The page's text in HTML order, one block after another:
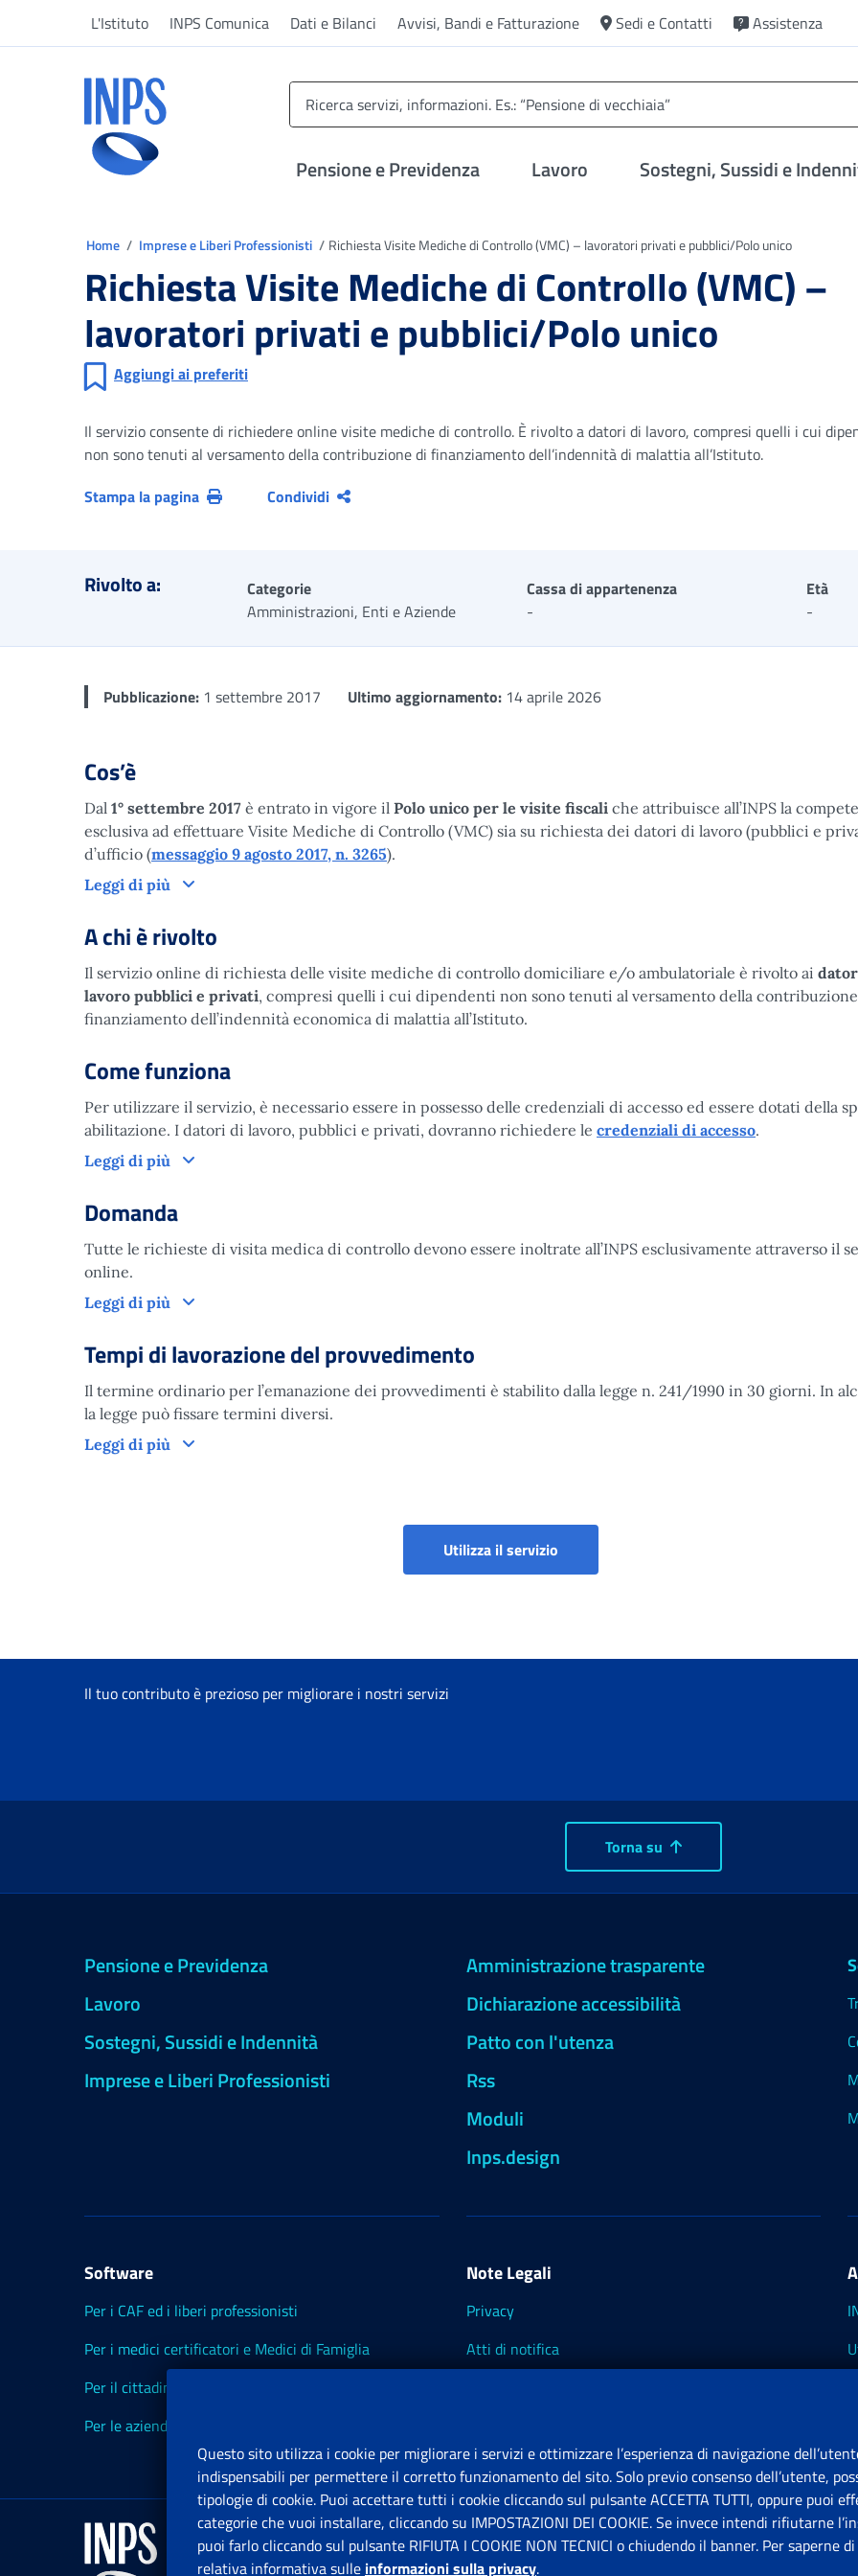
L'Istituto INPS Comunica Dati e Bilanci Avvisi, Bandi e Fatturazione Sedi e Contatti Assistenza
Pensione e Previdenza Lavoro Sostegni, Sussidi e
Home Imprese e Liberi Professionisti Richiesta Visite Mediche di Controllo (VMC) – lavoratori privati e pubblici/Polo unico
Richiesta Visite Mediche di Controllo (VMC) –
lavoratori privati e pubblici/Polo unico
Aggiungi ai preferiti
Il servizio consente di richiedere online visite mediche di controllo. È rivolto a datori di lavoro, compresi quelli i cui
non sono tenuti al versamento della contribuzione di finanziamento dell’indennità di malattia all’Istituto.
Stampa la pagina
Condividi
Rivolto a:
Categorie
Amministrazioni, Enti e Aziende
Cassa di appartenenza
-
Età
-
Pubblicazione: 1 settembre 2017 Ultimo aggiornamento: 14 aprile 2026
Cos’è
Dal 1° settembre 2017 è entrato in vigore il Polo unico per le visite fiscali che attribuisce all’INPS la
esclusiva ad effettuare Visite Mediche di Controllo (VMC) sia su richiesta dei datori di lavoro (pubblici e
d’ufficio (messaggio 9 agosto 2017, n. 3265).
Leggi di più
Cos’è
A chi è rivolto
Il servizio online di richiesta delle visite mediche di controllo domiciliare e/o ambulatoriale è rivolto ai
lavoro pubblici e privati, compresi quelli i cui dipendenti non sono tenuti al versamento della
finanziamento dell’indennità economica di malattia all’Istituto.
Come funziona
Per utilizzare il servizio, è necessario essere in possesso delle credenziali di accesso ed essere dotati della
abilitazione. I datori di lavoro, pubblici e privati, dovranno richiedere le credenziali di accesso.
Leggi di più
Come funziona
Domanda
Tutte le richieste di visita medica di controllo devono essere inoltrate all’INPS esclusivamente attraverso il
online.
Leggi di più
Domanda
Tempi di lavorazione del provvedimento
Il termine ordinario per l’emanazione dei provvedimenti è stabilito dalla legge n. 241/1990 in 30 giorni. In
la legge può fissare termini diversi.
Leggi di più
Tempi di lavorazione del provvedimento
Utilizza il servizioRichiesta Visite Mediche di Controllo (Polo
Il tuo contributo è prezioso per migliorare i nostri servizi
Torna su
Pensione e Previdenza
Lavoro
Sostegni, Sussidi e Indennità
Imprese e Liberi Professionisti
Amministrazione trasparente
Dichiarazione accessibilità
Patto con l'utenza
Rss
Moduli
Inps.design
Software
Per i CAF ed i liberi professionisti
Per i medici certificatori e Medici di Famiglia
Per il cittadino
Per le aziende ed i Consulenti
Note Legali
Privacy
Atti di notifica
Questo sito utilizza i cookie per migliorare i servizi e ottimizzare l’esperienza di navigazione
indispensabili per permettere il corretto funzionamento del sito. Solo previo consenso dell’utente,
tipologie di cookie. Puoi accettare tutti i cookie cliccando sul pulsante ACCETTA TUTTI, oppure puoi
categorie che vuoi installare, cliccando su IMPOSTAZIONI DEI COOKIE. Se invece intendi rifiutarne
puoi farlo cliccando sul pulsante RIFIUTA I COOKIE NON TECNICI o chiudendo il banner. Per saperne
relativa informativa sulle informazioni sulla privacy.